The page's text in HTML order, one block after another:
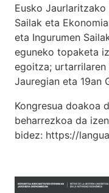
Eusko
Sailak eta
eta Ingurumen
eguneko topaketa
egoitza; urtarrilaren
Jauregian eta 19an
Kongresua doakoa
beharrezkoa da
bidez: https://